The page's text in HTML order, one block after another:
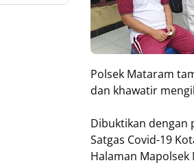
Polsek Mataram
dan khawatir
Dibuktikan dengan
Satgas Covid-19
Halaman Mapolsek